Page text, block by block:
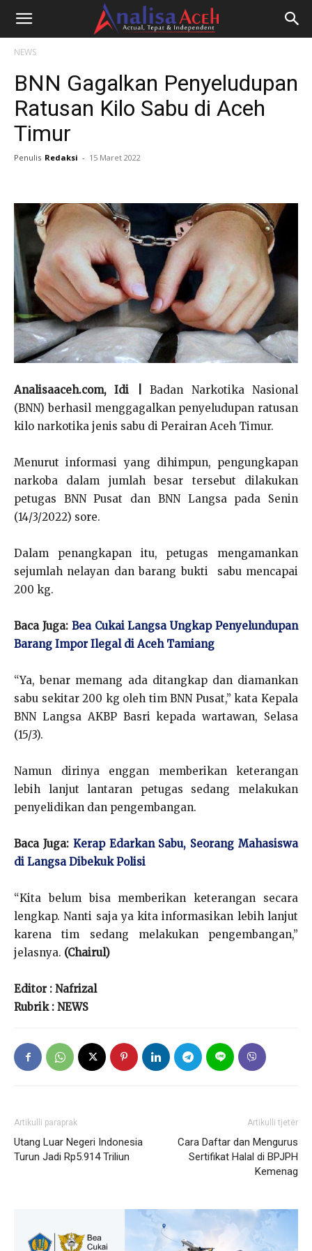
NEWS
BNN Gagalkan Penyeludupan
Ratusan Kilo Sabu di Aceh
Timur
Penulis Redaksi - 15 Maret 2022
Analisaaceh.com, Idi |Badan Narkotika Nasional
(BNN) berhasil menggagalkan penyeludupan ratusan
kilo narkotika jenis sabu di Perairan Aceh Timur.
Menurut informasi yang dihimpun, pengungkapan
narkoba dalam jumlah besar tersebut dilakukan
petugas BNN Pusat dan BNN Langsa pada Senin
(14/3/2022) sore.
Dalam penangkapan itu, petugas mengamankan
sejumlah nelayan dan barang bukti sabu mencapai
200 kg.
Baca Juga: Bea Cukai Langsa Ungkap Penyelundupan
Barang Impor Ilegal di Aceh Tamiang
“Ya, benar memang ada ditangkap dan diamankan
sabu sekitar 200 kg oleh tim BNN Pusat,” kata Kepala
BNN Langsa AKBP Basri kepada wartawan, Selasa
(15/3).
Namun dirinya enggan memberikan keterangan
lebih lanjut lantaran petugas sedang melakukan
penyelidikan dan pengembangan.
Baca Juga: Kerap Edarkan Sabu, Seorang Mahasiswa
di Langsa Dibekuk Polisi
“Kita belum bisa memberikan keterangan secara
lengkap. Nanti saja ya kita informasikan lebih lanjut
karena tim sedang melakukan pengembangan,”
jelasnya. (Chairul)
Editor : Nafrizal
Rubrik : NEWS
Artikulli paraprak
Utang Luar Negeri Indonesia
Turun Jadi Rp5.914 Triliun
Artikulli tjetër
Cara Daftar dan Mengurus
Sertifikat Halal di BPJPH
Kemenag